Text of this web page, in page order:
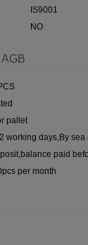
IS9001
NO
pallet
working days,By
paid
per month